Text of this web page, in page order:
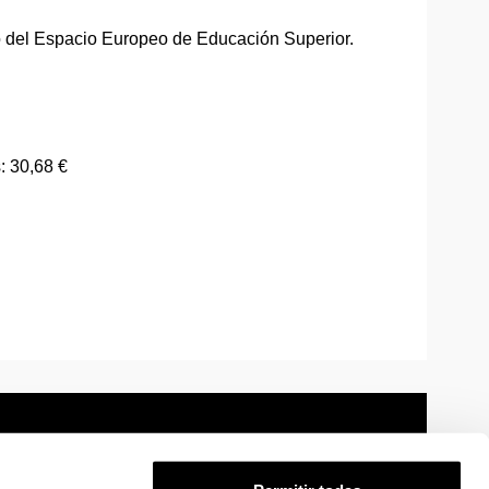
Espacio Europeo de Educación Superior.
30,68 €